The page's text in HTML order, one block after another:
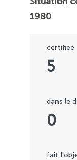
1980
5
certifiée
0
dans le
fait